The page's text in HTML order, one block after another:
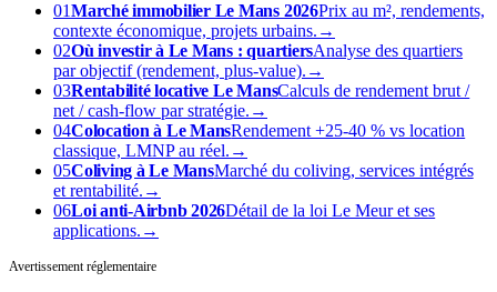
01Marché immobilier Le Mans 2026Prix au m², rendements,
contexte économique, projets urbains. →
02Où investir à Le Mans : quartiersAnalyse des quartiers
par objectif (rendement, plus-value). →
03Rentabilité locative Le MansCalculs de rendement brut /
net / cash-flow par stratégie. →
04Colocation à Le MansRendement +25-40 % vs location
classique, LMNP au réel. →
05Coliving à Le MansMarché du coliving, services intégrés
et rentabilité. →
06Loi anti-Airbnb 2026Détail de la loi Le Meur et ses
applications. →
Avertissement réglementaire